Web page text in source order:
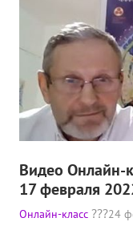
Стать волонтером
Стать партнером
КОНТАКТЫ
Видео Онлайн-
17 февраля
Онлайн-класс 24